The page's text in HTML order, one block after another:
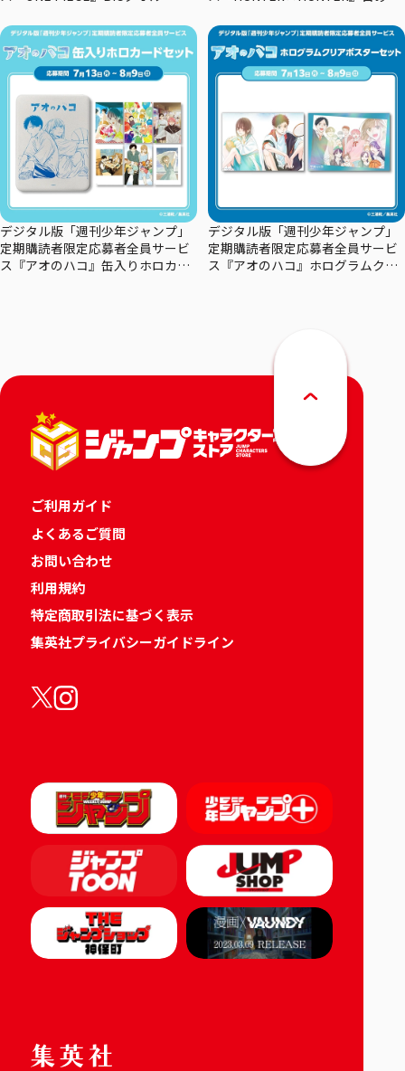
デジタル版「週刊少年ジャンプ」
定期購読者限定応募者全員サービ
ス『アオのハコ』缶入りホロカー
デジタル版「週刊少年ジャンプ」
定期購読者限定応募者全員サービ
ス『アオのハコ』ホログラムクリ
ご利用ガイド
よくあるご質問
お問い合わせ
利用規約
特定商取引法に基づく表示
集英社プライバシーガイドライン